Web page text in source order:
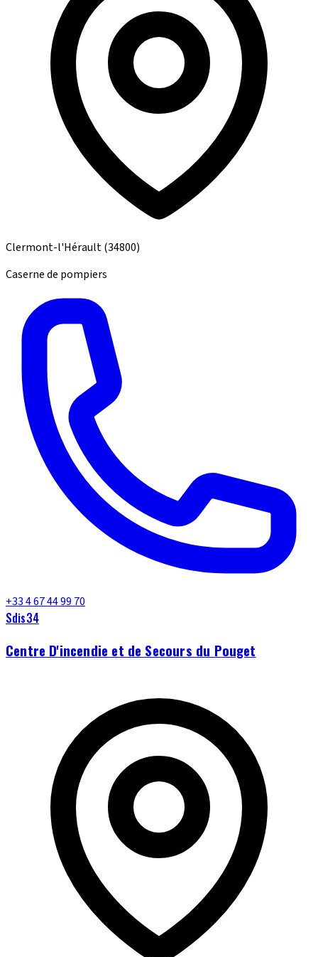
Clermont-l'Hérault(34800)
Caserne de pompiers
+33 4 67 44 99 70
Sdis34
Centre D'incendie et de Secours du Pouget